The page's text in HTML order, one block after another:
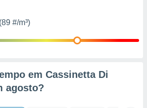
#/m³)
em Cassinetta Di
agosto?